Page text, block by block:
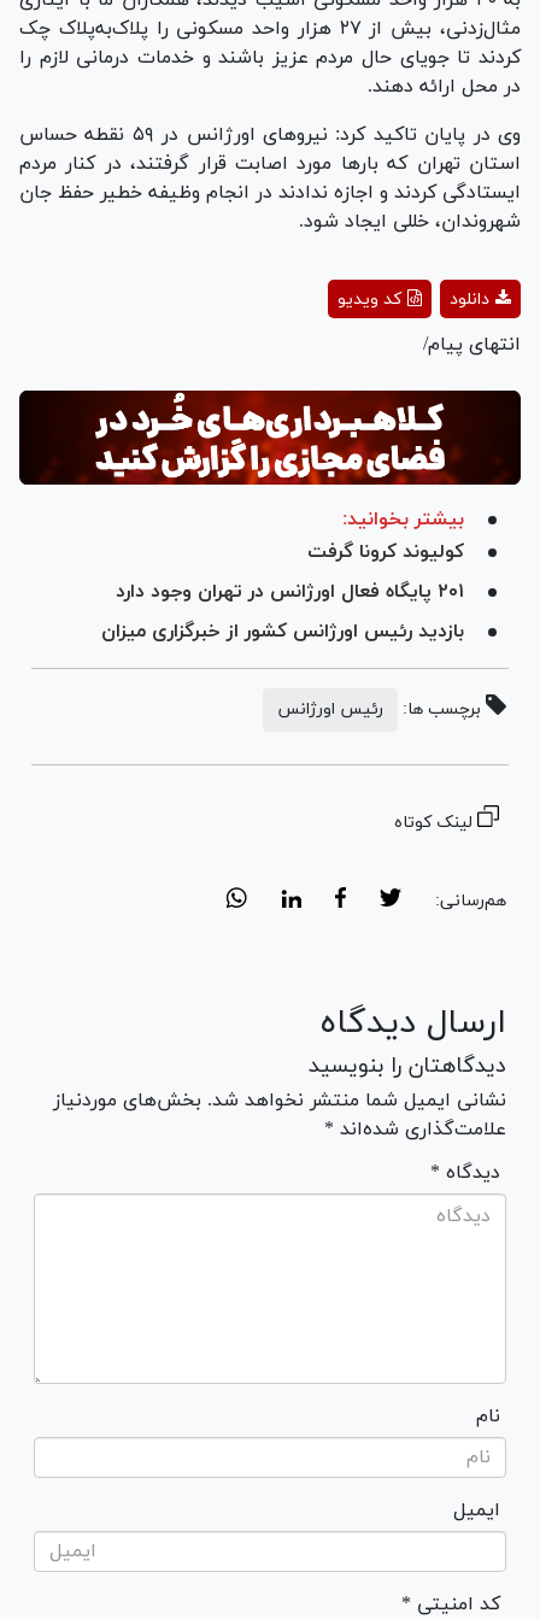
مثال‌زدنی، بیش از ۲۷ هزار واحد مسکونی را پلاک‌به‌پلاک چک
کردند تا جویای حال مردم عزیز باشند و خدمات درمانی لازم را
در محل ارائه دهند.
وی در پایان تاکید کرد: نیرو‌های اورژانس در ۵۹ نقطه حساس
استان تهران که بار‌ها مورد اصابت قرار گرفتند، در کنار مردم
ایستادگی کردند و اجازه ندادند در انجام وظیفه خطیر حفظ جان
شهروندان، خللی ایجاد شود.
Playکد ویدیو دانلود
انتهای پیام/
بیشتر بخوانید:
کولیوند کرونا گرفت
۲۰۱ پایگاه فعال اورژانس در تهران وجود دارد
بازدید رئیس اورژانس کشور از خبرگزاری میزان
برچسب ها: رئیس اورژانس
لینک کوتاه
هم‌رسانی:
ارسال دیدگاه
دیدگاهتان را بنویسید
نشانی ایمیل شما منتشر نخواهد شد. بخش‌های موردنیاز
علامت‌گذاری شده‌اند *
* دیدگاه
نام
ایمیل
* کد امنیتی